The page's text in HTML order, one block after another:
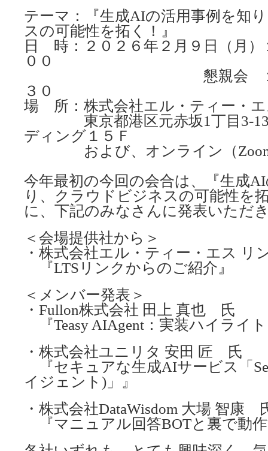
テーマ：『生成AIの活用事例を知
スの可能性を拓く！』
日 時：２０２６年２月９日（月）
００
懇親会 １９：３
３０
場 所：株式会社エル・ティー・
東京都港区元赤坂1丁目3-13
ディング１５Ｆ
および、オンライン（
今年最初の今回の会合は、『生成
り、クラウドビジネスの可能性を
に、下記のみなさんに発表いただ
＜会場提供社から＞
・株式会社エル・ティー・エス
『LTSリンクからのご紹介』
＜メンバー発表＞
・Fullon株式会社 田上 真也 氏
『Teasy AIAgent：実装ハイライ
・株式会社ユニリタ 安田 匠 氏
『セキュアな生成AIサービス「
イジェント)」』
・株式会社DataWisdom 大場 智康
『マニュアル回答BOTと裏で動